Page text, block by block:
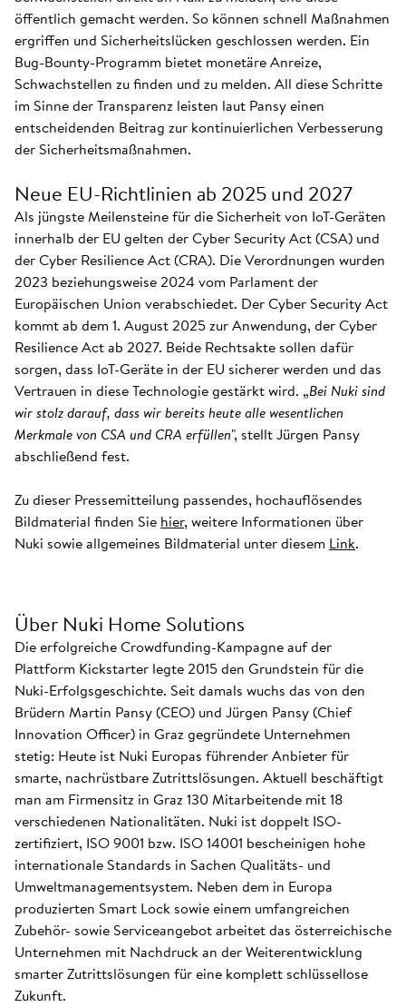
öffentlich gemacht werden. So können schnell Maßnahmen
ergriffen und Sicherheitslücken geschlossen werden. Ein
Bug-Bounty-Programm bietet monetäre Anreize,
Schwachstellen zu finden und zu melden. All diese Schritte
im Sinne der Transparenz leisten laut Pansy einen
entscheidenden Beitrag zur kontinuierlichen Verbesserung
der Sicherheitsmaßnahmen.
Neue EU-Richtlinien ab 2025 und 2027
Als jüngste Meilensteine für die Sicherheit von IoT-Geräten
innerhalb der EU gelten der Cyber Security Act (CSA) und
der Cyber Resilience Act (CRA). Die Verordnungen wurden
2023 beziehungsweise 2024 vom Parlament der
Europäischen Union verabschiedet. Der Cyber Security Act
kommt ab dem 1. August 2025 zur Anwendung, der Cyber
Resilience Act ab 2027. Beide Rechtsakte sollen dafür
sorgen, dass IoT-Geräte in der EU sicherer werden und das
Vertrauen in diese Technologie gestärkt wird. „Bei Nuki sind
wir stolz darauf, dass wir bereits heute alle wesentlichen
Merkmale von CSA und CRA erfüllen", stellt Jürgen Pansy
abschließend fest.
Zu dieser Pressemitteilung passendes, hochauflösendes
Bildmaterial finden Sie hier, weitere Informationen über
Nuki sowie allgemeines Bildmaterial unter diesem Link.
Über Nuki Home Solutions
Die erfolgreiche Crowdfunding-Kampagne auf der
Plattform Kickstarter legte 2015 den Grundstein für die
Nuki-Erfolgsgeschichte. Seit damals wuchs das von den
Brüdern Martin Pansy (CEO) und Jürgen Pansy (Chief
Innovation Officer) in Graz gegründete Unternehmen
stetig: Heute ist Nuki Europas führender Anbieter für
smarte, nachrüstbare Zutrittslösungen. Aktuell beschäftigt
man am Firmensitz in Graz 130 Mitarbeitende mit 18
verschiedenen Nationalitäten. Nuki ist doppelt ISO-
zertifiziert, ISO 9001 bzw. ISO 14001 bescheinigen hohe
internationale Standards in Sachen Qualitäts- und
Umweltmanagementsystem. Neben dem in Europa
produzierten Smart Lock sowie einem umfangreichen
Zubehör- sowie Serviceangebot arbeitet das österreichische
Unternehmen mit Nachdruck an der Weiterentwicklung
smarter Zutrittslösungen für eine komplett schlüssellose
Zukunft.